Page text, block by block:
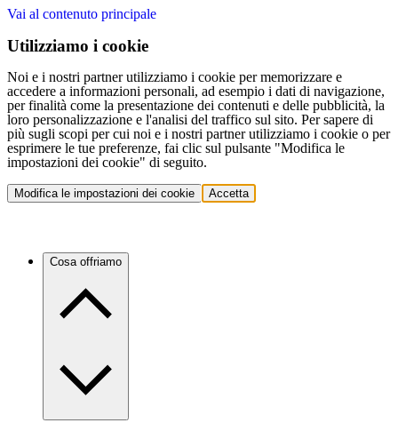
Vai al contenuto principale
Utilizziamo i cookie
Noi e i nostri partner utilizziamo i cookie per memorizzare e
accedere a informazioni personali, ad esempio i dati di navigazione,
per finalità come la presentazione dei contenuti e delle pubblicità, la
loro personalizzazione e l'analisi del traffico sul sito. Per sapere di
più sugli scopi per cui noi e i nostri partner utilizziamo i cookie o per
esprimere le tue preferenze, fai clic sul pulsante "Modifica le
impostazioni dei cookie" di seguito.
Modifica le impostazioni dei cookie Accetta
Cosa offriamo